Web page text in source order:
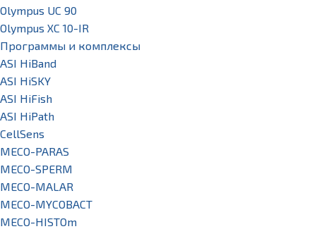
Olympus UC 90
Olympus XC 10-IR
Программы и комплексы
ASI HiBand
ASI HiSKY
ASI HiFish
ASI HiPath
CellSens
MECO-PARAS
MECO-SPERM
MECO-MALAR
MECO-MYCOBACT
MECO-HISTOm